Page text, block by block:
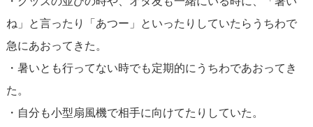
ね」と言ったり「あつー」といったりしていたらうちわで
急にあおってきた。
・暑いとも行ってない時でも定期的にうちわであおってき
た。
・自分も小型扇風機で相手に向けてたりしていた。